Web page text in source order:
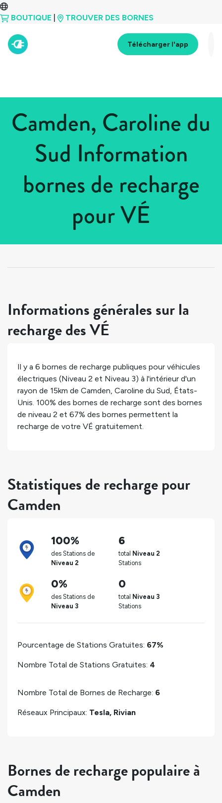
BOUTIQUE TROUVER DES BORNES
Télécharger l'app
Camden, Caroline du
Sud Information
bornes de recharge
pour VÉ
États-Unis
Informations générales sur la
recharge des VÉ
Il y a 6 bornes de recharge publiques pour véhicules
électriques (Niveau 2 et Niveau 3) à l'intérieur d'un
rayon de 15km de Camden, Caroline du Sud, États-
Unis. 100% des bornes de recharge sont des bornes
de niveau 2 et 67% des bornes permettent la
recharge de votre VÉ gratuitement.
Statistiques de recharge pour
Camden
100%
des Stations de
Niveau 2
6
total Niveau 2
Stations
0%
des Stations de
Niveau 3
0
total Niveau 3
Stations
Pourcentage de Stations Gratuites: 67%
Nombre Total de Stations Gratuites: 4
Nombre Total de Bornes de Recharge: 6
Réseaux Principaux: Tesla, Rivian
Bornes de recharge populaire à
Camden